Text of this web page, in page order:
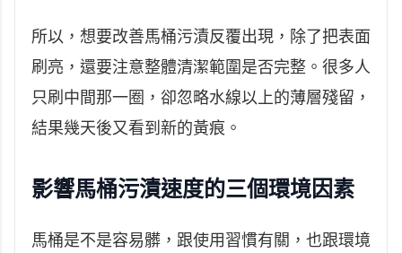
所以，想要改善馬桶污漬反覆出現，除了把表面
刷亮，還要注意整體清潔範圍是否完整。很多人
只刷中間那一圈，卻忽略水線以上的薄層殘留，
結果幾天後又看到新的黃痕。
影響馬桶污漬速度的三個環境因素
馬桶是不是容易髒，跟使用習慣有關，也跟環境